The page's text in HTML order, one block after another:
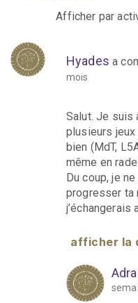
Afficher par
Hyades a
mois
Salut. Je suis
plusieurs
bien (MdT,
même en
Du coup, je
progresser ta
j’échangerais
afficher la